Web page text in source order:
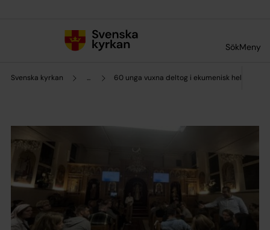
SökMeny
Svenska kyrkan ... 60 unga vuxna deltog i ekumenisk helg